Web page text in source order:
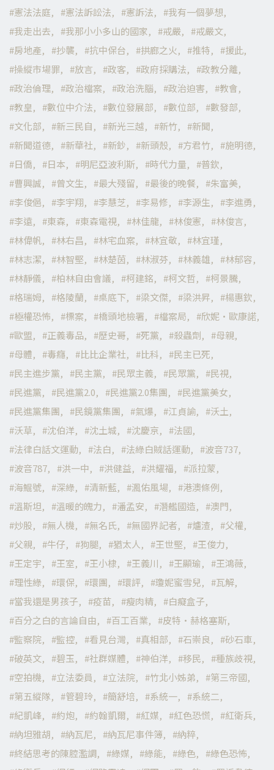
憲法法庭
憲法訴訟法 憲訴法
我有一個夢想
我走出去
我那小小多山的國家 戒嚴
戒嚴文
房地產
抄襲 抗中保台 拱廊之火 推特
援此
操縱市場罪
放言 政客 政府採購法
政教分離
政治倫理
政治檔案 政治洗腦 政治迫害
教會
教皇
數位中介法 數位發展部 數位部
數發部
文化部
新三民自 新光三越 新竹
新聞
新聞道德
新華社 新鈔 新頭殼 方君竹
施明德
日僑
日本 明尼亞波利斯 時代力量
普欽
曹興誠
曾文生 最大殘留 最後的晚餐
朱富美
李俊俋
李宇翔 李慧芝 李易修 李源生
李進勇
李遠
東森 東森電視 林佳龍 林俊憲
林俊言
林偉帆
林右昌 林宅血案 林宜敬
林宜瑾
林志潔
林智堅 林楚茵 林淑芬 林義雄
林郁容
林靜儀
柏林自由會議 柯建銘 柯文哲
柯景騰
格瑞姆
格陵蘭 桌底下 梁文傑 梁洪昇
楊惠欽
極權恐怖
標案 橋頭地檢署 檔案局
欣妮·歐康諾
歐盟
正義毒品 歷史哥 死黨 殺蟲劑
母親
母體
毒癮 比比企業社 比科
民主已死
民主進步黨
民主黨 民眾主義 民眾黨
民視
民進黨
民進黨2.0 民進黨2.0集團
民進黨美女
民進黨集團
民鏡黨集團 氣爆 江貞諭
沃土
沃草
沈伯洋 沈土城 沈慶京
法國
法律白話文運動
法白 法綠白賊話運動
波音737
波音787
洪一中 洪健益 洪耀福
派拉蒙
海鯤號
深綠 清新藍 渢佑風場
港澳條例
溫斯坦
溫暖的魄力 潘孟安 潛艦國造
澳門
炒股
無人機 無名氏 無國界記者 爐渣
父權
父親
牛仔 狗腿 猶太人 王世堅
王俊力
王定宇
王室 王小棣 王義川 王顯瑜
王鴻薇
理性綠
環保 環團 環評 瓊妮蜜雪兒
瓦解
當我還是男孩子
疫苗 瘦肉精
白癡盒子
百分之白的言論自由
百工百業
皮特·赫格塞斯
監察院
監控 看見台灣 真相部 石崇良
砂石車
破英文
碧玉 社群媒體 神伯洋 移民
種族歧視
空拍機
立法委員 立法院 竹北小姊弟
第三帝國
第五縱隊
管碧玲 簡舒培 系統一
系統二
紀凱峰
約炮 約翰凱爾 紅媒 紅色恐慌
紅衛兵
納坦雅胡
納瓦尼 納瓦尼事件簿
納粹
終結思考的陳腔濫調
綠媒 綠能 綠色
綠色恐怖